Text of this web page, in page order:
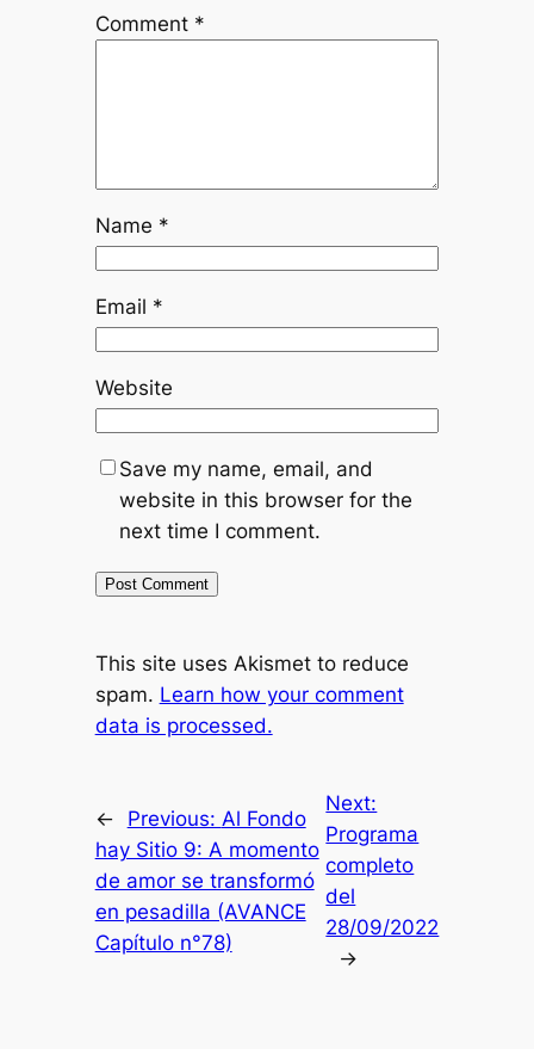
Comment *
Name *
Email *
Website
Save my name, email, and
website in this browser for the
next time I comment.
This site uses Akismet to reduce
spam. Learn how your comment
data is processed.
← Previous: Al Fondo
hay Sitio 9: A momento
de amor se transformó
en pesadilla (AVANCE
Capítulo n°78)
Next:
Programa
completo
del
28/09/2022
→